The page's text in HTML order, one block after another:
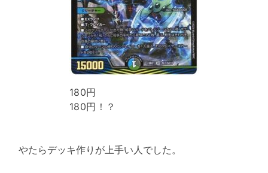
180円
180円！？
やたらデッキ作りが上手い人でした。